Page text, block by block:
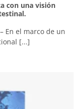
con una visión
En el marco de un
[...]